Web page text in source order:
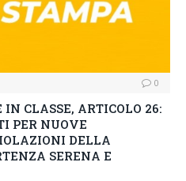
0
CLASSE, ARTICOLO 26:
PER NUOVE
DELLA
SERENA E